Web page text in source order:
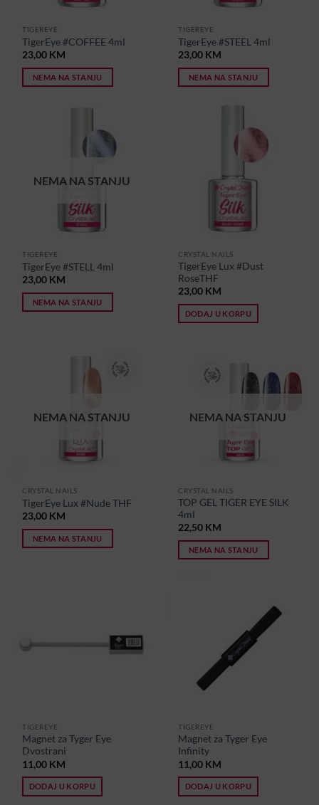
TIGEREYE
TigerEye #COFFEE 4ml
23,00 KM
NEMA NA STANJU
TIGEREYE
TigerEye #STEEL 4ml
23,00 KM
NEMA NA STANJU
NEMA NA STANJU
TIGEREYE
TigerEye #STELL 4ml
23,00 KM
NEMA NA STANJU
CRYSTAL NAILS
TigerEye Lux #Dust
RoseTHF
23,00 KM
DODAJ U KORPU
NEMA NA STANJU
CRYSTAL NAILS
TigerEye Lux #Nude THF
23,00 KM
NEMA NA STANJU
NEMA NA STANJU
CRYSTAL NAILS
TOP GEL TIGER EYE SILK
4ml
22,50 KM
NEMA NA STANJU
TIGEREYE
Magnet za Tyger Eye
Dvostrani
11,00 KM
DODAJ U KORPU
TIGEREYE
Magnet za Tyger Eye
Infinity
11,00 KM
DODAJ U KORPU